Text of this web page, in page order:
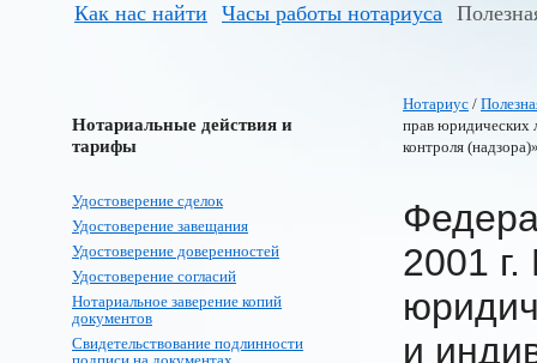
Как нас найти Часы работы нотариуса
Нотариальные действия и
тарифы
Удостоверение сделок
Удостоверение завещания
Удостоверение доверенностей
Удостоверение согласий
Нотариальное заверение копий
документов
Свидетельствование подлинности
Нотариус /
прав юридических
контроля
2001
и